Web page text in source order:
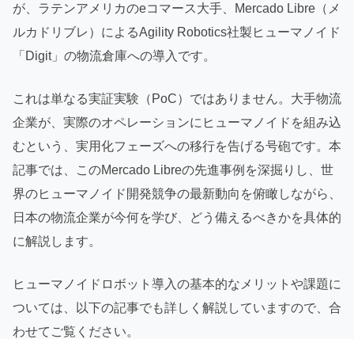
が、ラテンアメリカのeコマース大手、Mercado Libre（メ
ルカドリブレ）によるAgility Robotics社製ヒューマノイド
「Digit」の物流倉庫への導入です。
これは単なる実証実験（PoC）ではありません。大手物流
企業が、実際のオペレーションにヒューマノイドを組み込
むという、実用化フェーズへの移行を告げる号砲です。本
記事では、このMercado Libreの先進事例を深掘りし、世
界のヒューマノイド開発競争の最新動向を俯瞰しながら、
日本の物流企業が今何を学び、どう備えるべきかを具体的
に解説します。
ヒューマノイドロボット導入の基本的なメリットや課題に
ついては、以下の記事でも詳しく解説していますので、合
わせてご覧ください。